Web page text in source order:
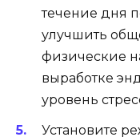
течение дня
улучшить
физические
выработке
уровень
Установите